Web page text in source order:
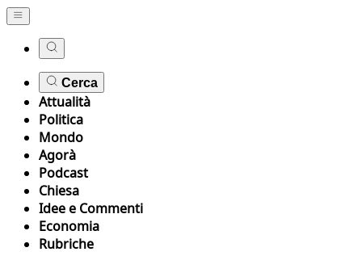
Cerca
Attualità
Politica
Mondo
Agorà
Podcast
Chiesa
Idee e Commenti
Economia
Rubriche